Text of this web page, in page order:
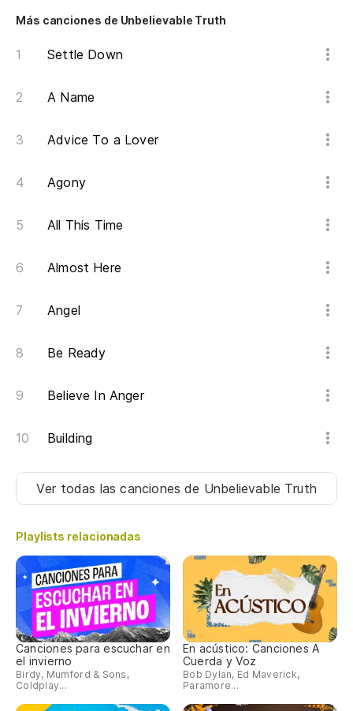
Más canciones de Unbelievable Truth
Settle Down
A Name
Advice To a Lover
Agony
All This Time
Almost Here
Angel
Be Ready
Believe In Anger
Building
Ver todas las cancionesde Unbelievable Truth
Playlists relacionadas
Canciones para escuchar en
el invierno
Birdy, Mumford & Sons,
Coldplay...
En acústico: Canciones A
Cuerda y Voz
Bob Dylan, Ed Maverick,
Paramore...